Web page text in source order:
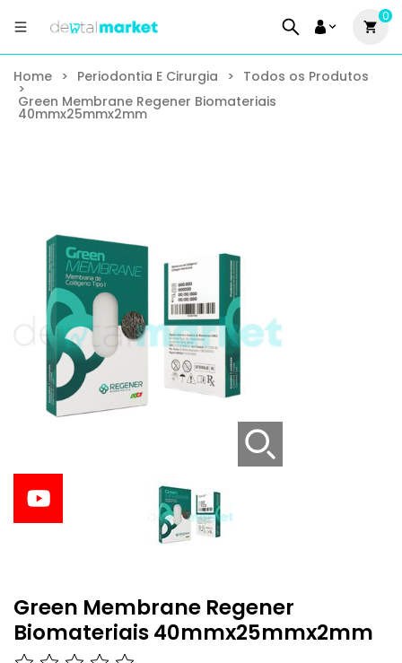
0
Home > Periodontia E Cirurgia > Todos os Produtos
>
Green Membrane Regener Biomateriais
40mmx25mmx2mm
Green Membrane Regener
Biomateriais 40mmx25mmx2mm